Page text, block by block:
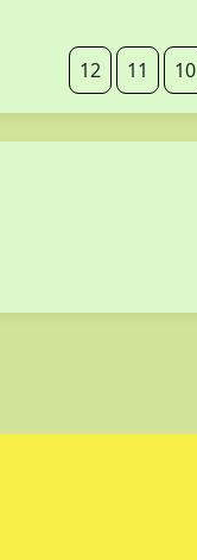
10
11
12